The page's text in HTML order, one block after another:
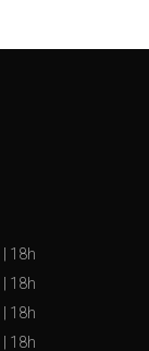
18h
18h
18h
18h